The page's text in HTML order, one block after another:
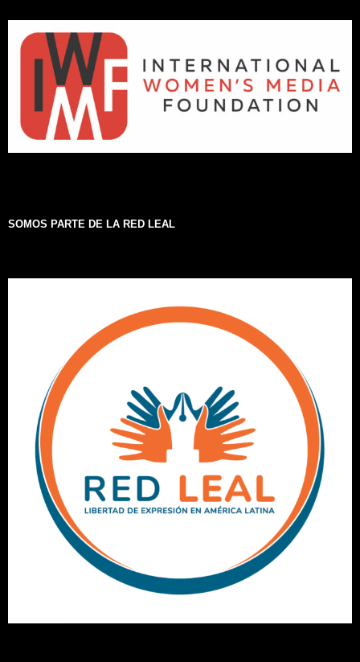
SOMOS PARTE DE LA RED LEAL